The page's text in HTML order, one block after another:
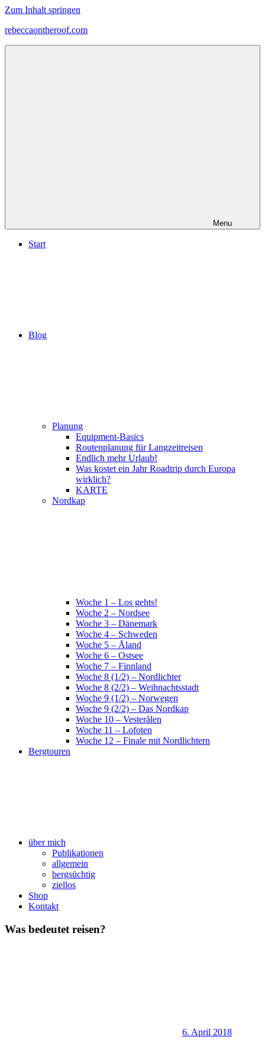
Zum Inhalt springen
rebeccaontheroof.com
Menu
Start
Blog
Planung
Equipment-Basics
Routenplanung für Langzeitreisen
Endlich mehr Urlaub!
Was kostet ein Jahr Roadtrip durch Europa
wirklich?
KARTE
Nordkap
Woche 1 – Los gehts!
Woche 2 – Nordsee
Woche 3 – Dänemark
Woche 4 – Schweden
Woche 5 – Åland
Woche 6 – Ostsee
Woche 7 – Finnland
Woche 8 (1/2) – Nordlichter
Woche 8 (2/2) – Weihnachtsstadt
Woche 9 (1/2) – Norwegen
Woche 9 (2/2) – Das Nordkap
Woche 10 – Vesterålen
Woche 11 – Lofoten
Woche 12 – Finale mit Nordlichtern
Bergtouren
über mich
Publikationen
allgemein
bergsüchtig
ziellos
Shop
Kontakt
Was bedeutet reisen?
6. April 2018